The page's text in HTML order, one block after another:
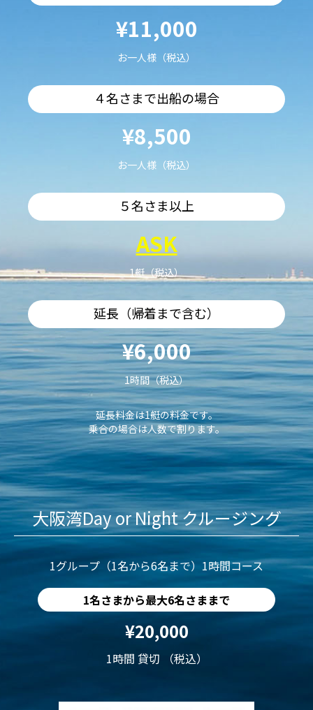
¥11,000
お一人様（税込）
４名さまで出船の場合
¥8,500
お一人様（税込）
５名さま以上
ASK
1艇（税込）
延長（帰着まで含む）
¥6,000
1時間（税込）
延長料金は1艇の料金です。
乗合の場合は人数で割ります。
大阪湾Day or Night クルージング
1グループ（1名から6名まで）1時間コース
1名さまから最大6名さままで
¥20,000
1時間 貸切 （税込）